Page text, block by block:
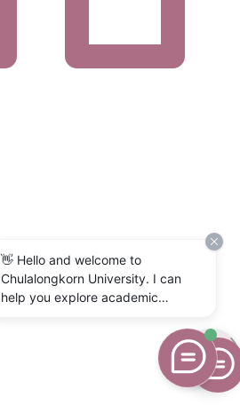
👋 Hello and welcome to
Chulalongkorn University. I can
help you explore academic